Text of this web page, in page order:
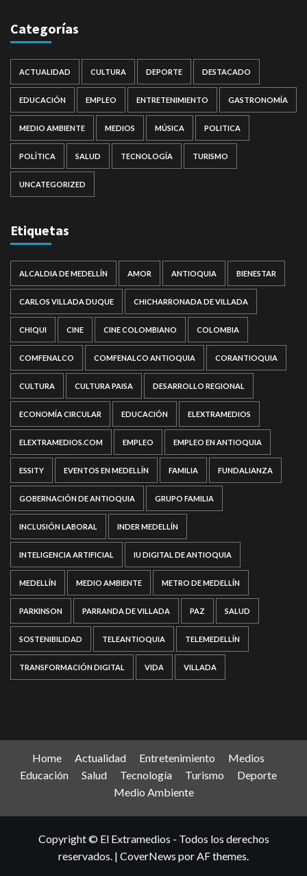
Categorías
ACTUALIDAD CULTURA DEPORTE DESTACADO
EDUCACIÓN EMPLEO ENTRETENIMIENTO GASTRONOMÍA
MEDIO AMBIENTE MEDIOS MÚSICA POLITICA
POLÍTICA SALUD TECNOLOGÍA TURISMO
UNCATEGORIZED
Etiquetas
ALCALDIA DE MEDELLÍN AMOR ANTIOQUIA BIENESTAR
CARLOS VILLADA DUQUE CHICHARRONADA DE VILLADA
CHIQUI CINE CINE COLOMBIANO COLOMBIA
COMFENALCO COMFENALCO ANTIOQUIA CORANTIOQUIA
CULTURA CULTURA PAISA DESARROLLO REGIONAL
ECONOMÍA CIRCULAR EDUCACIÓN ELEXTRAMEDIOS
ELEXTRAMEDIOS.COM EMPLEO EMPLEO EN ANTIOQUIA
ESSITY EVENTOS EN MEDELLÍN FAMILIA FUNDALIANZA
GOBERNACIÓN DE ANTIOQUIA GRUPO FAMILIA
INCLUSIÓN LABORAL INDER MEDELLÍN
INTELIGENCIA ARTIFICIAL IU DIGITAL DE ANTIOQUIA
MEDELLÍN MEDIO AMBIENTE METRO DE MEDELLÍN
PARKINSON PARRANDA DE VILLADA PAZ SALUD
SOSTENIBILIDAD TELEANTIOQUIA TELEMEDELLÍN
TRANSFORMACIÓN DIGITAL VIDA VILLADA
Home Actualidad Entretenimiento
Medios
Educación
Salud Tecnología Turismo
Deporte
Medio Ambiente
Copyright © El Extramedios - Todos los derechos
reservados. | CoverNews por AF themes.